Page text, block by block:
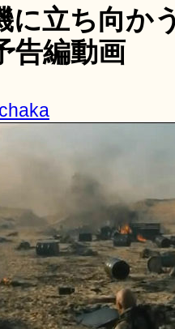
に立ち向か
告編動画
chaka